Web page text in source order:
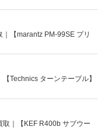
【marantz PM-99SE プリ
Technics ターンテーブル】
｜【KEF R400b サブウー